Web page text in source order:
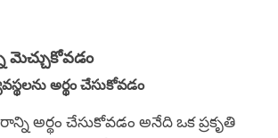
మెచ్చుకోవడం
అర్థం చేసుకోవడం
అర్థం చేసుకోవడం అనేది ఒక ప్రకృతి